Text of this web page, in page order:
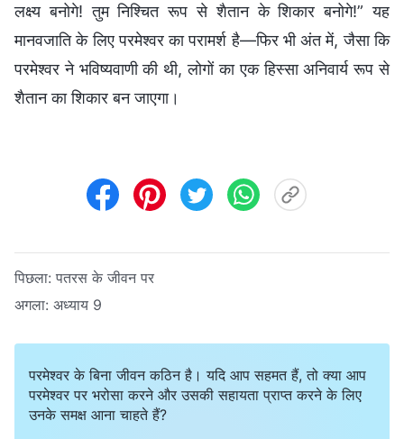
लक्ष्य बनोगे! तुम निश्चित रूप से शैतान के शिकार बनोगे!” यह
मानवजाति के लिए परमेश्वर का परामर्श है—फिर भी अंत में, जैसा कि
परमेश्वर ने भविष्यवाणी की थी, लोगों का एक हिस्सा अनिवार्य रूप से
शैतान का शिकार बन जाएगा।
पिछला: पतरस के जीवन पर
अगला: अध्याय 9
परमेश्वर के बिना जीवन कठिन है। यदि आप सहमत हैं, तो क्या आप
परमेश्वर पर भरोसा करने और उसकी सहायता प्राप्त करने के लिए
उनके समक्ष आना चाहते हैं?